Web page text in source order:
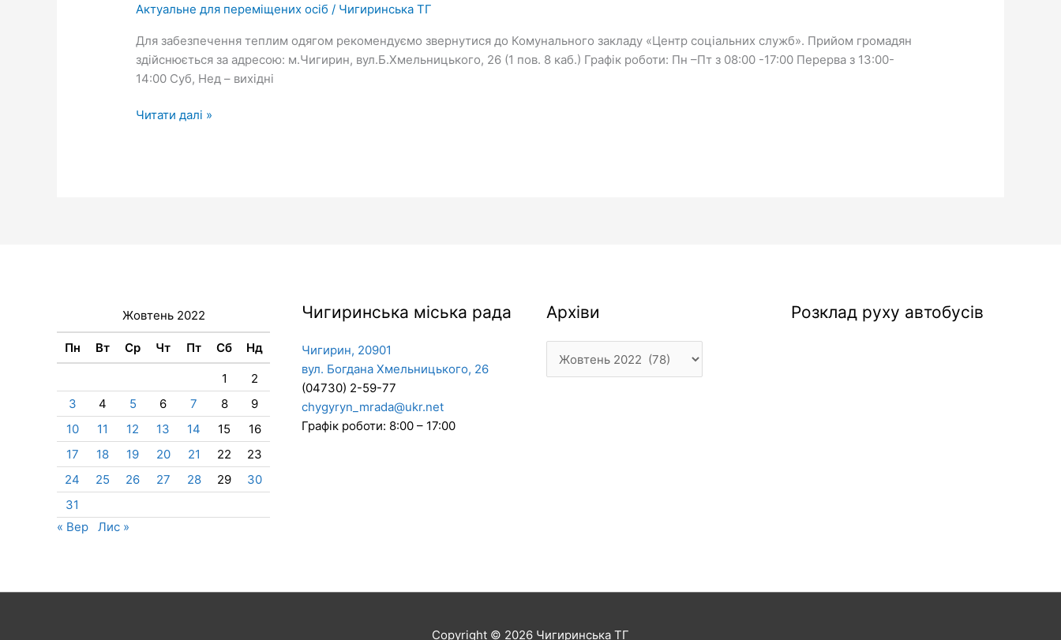
Актуальне для переміщених осіб / Чигиринська ТГ
Для забезпечення теплим одягом рекомендуємо звернутися до Комунального закладу «Центр соціальних служб». Прийом громадян
здійснюється за адресою: м.Чигирин, вул.Б.Хмельницького, 26 (1 пов. 8 каб.) Графік роботи: Пн –Пт з 08:00 -17:00 Перерва з 13:00-
14:00 Суб, Нед – вихідні
переміщених
Чигиринської
міської
територіальної
Читати далі »
Жовтень 2022
Пн Вт Ср Чт Пт Сб Нд
1
2
3
4 5 6 7 8
9
10
11 12 13 14 15
16
17
18 19 20 21 22
23
24
25 26 27 28 29
30
31
« Вер
Лис »
Чигиринська міська рада
Чигирин, 20901
вул. Богдана Хмельницького, 26
(04730) 2-59-77
chygyryn_mrada@ukr.net
Графік роботи: 8:00 – 17:00
Архіви
Архіви Розклад руху автобусів
Copyright © 2026 Чигиринська ТГ